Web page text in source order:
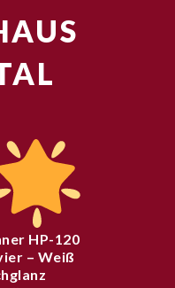
HP-120
– Weiß